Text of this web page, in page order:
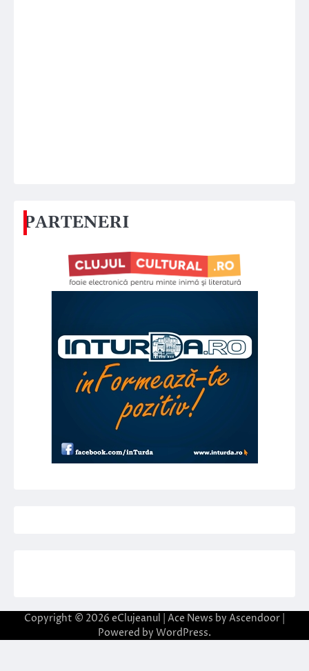
PARTENERI
Copyright © 2026 eClujeanul | Ace News by Ascendoor
Powered by WordPress.